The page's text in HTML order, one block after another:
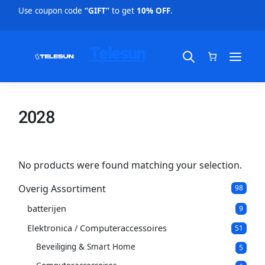
Use coupon code “GIFT”to get 10% OFF.
2028
No products were found matching your selection.
Overig Assortiment
989
p
o
d
u
c
batterijen 99
o
d
u
Elektronica / Computeraccessoires 51 5
p
r
Beveiliging & Smart Home 55